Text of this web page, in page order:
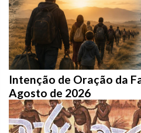
Intenção de Oração da
Agosto de 2026